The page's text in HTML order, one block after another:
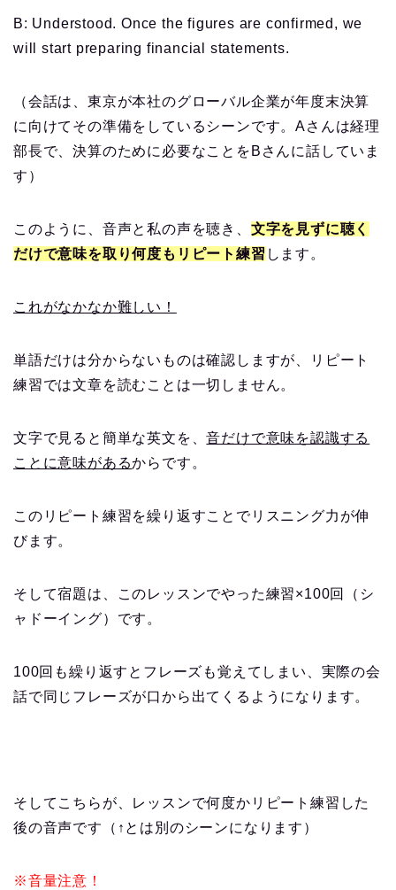
B: Understood. Once thefigures are confirmed, we
will start preparing financial statements.
（会話は、東京が本社のグローバル企業が年度末決算
に向けてその準備をしているシーンです。Aさんは経理
部長で、決算のために必要なことをBさんに話していま
す）
このように、音声と私の声を聴き、 文字を見ずに聴く
だけで意味を取り何度もリピート練習 します。
これがなかなか難しい！
単語だけは分からないものは確認しますが、リピート
練習では文章を読むことは一切しません。
文字で見ると簡単な英文を、音だけで意味を認識する
ことに意味があるからです。
このリピート練習を繰り返すことでリスニング力が伸
びます。
そして宿題は、このレッスンでやった練習×100回（シ
ャドーイング）です。
100回も繰り返すとフレーズも覚えてしまい、実際の会
話で同じフレーズが口から出てくるようになります。
そしてこちらが、レッスンで何度かリピート練習した
後の音声です（↑とは別のシーンになります）
※音量注意！